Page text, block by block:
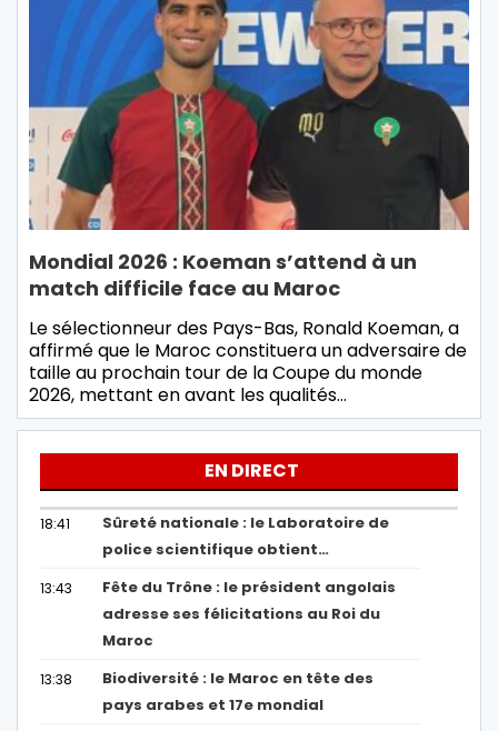
Mondial 2026 : Koeman s’attend à un
match difficile face au Maroc
Le sélectionneur des Pays-Bas, Ronald Koeman, a
affirmé que le Maroc constituera un adversaire de
taille au prochain tour de la Coupe du monde
2026, mettant en avant les qualités…
EN DIRECT
18:41
Sûreté nationale : le Laboratoire de
police scientifique obtient…
13:43
Fête du Trône : le président angolais
adresse ses félicitations au Roi du
Maroc
13:38
Biodiversité : le Maroc en tête des
pays arabes et 17e mondial